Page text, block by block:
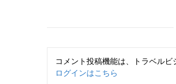
コメント投稿機能は、トラベルビ
ログインはこちら